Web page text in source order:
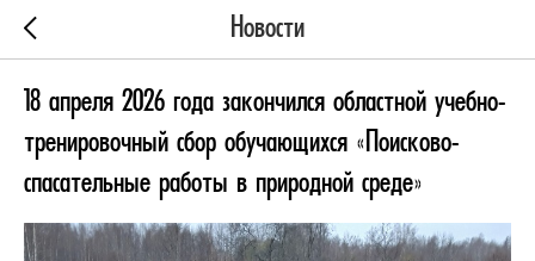
Новости
18 апреля 2026 года закончился областной учебно-
тренировочный сбор обучающихся «Поисково-
спасательные работы в природной среде»